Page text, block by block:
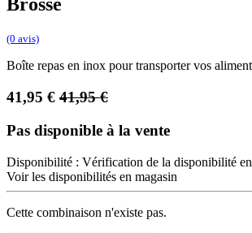
(0 avis)
Boîte repas en inox pour transporter vos
41,95 € 41,95€
Pas disponible à la vente
Disponibilité : Vérification de la disponibilité
Voir les disponibilités en magasin
Cette combinaison n'existe pas.